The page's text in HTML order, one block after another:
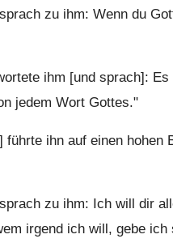
zu ihm: Wenn du
ihm [und sprach]:
jedem Wort Gottes."
führte ihn auf einen
zu ihm: Ich will dir
irgend ich will, gebe ich